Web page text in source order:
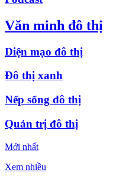
Văn minh đô thị
Diện mạo đô thị
Đô thị xanh
Nếp sống đô thị
Quản trị đô thị
Mới nhất
Xem nhiều